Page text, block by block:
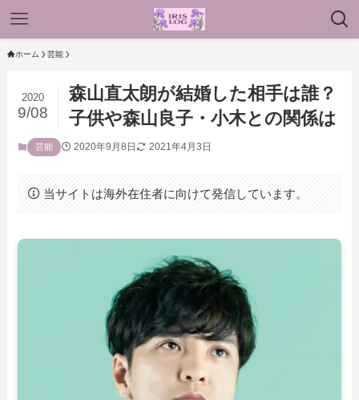
ホーム 芸能
森山直太朗が結婚した相手は誰？
子供や森山良子・小木との関係は
2020
9/08
芸能 2020年9月8日 2021年4月3日
当サイトは海外在住者に向けて発信しています。